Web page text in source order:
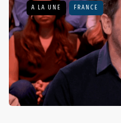
A LA UNE FRANCE